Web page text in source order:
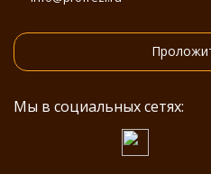
Мы в социальных сетях: